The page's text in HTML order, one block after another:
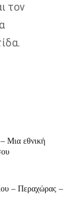
τον
Μια εθνική
– Περαχώρας –